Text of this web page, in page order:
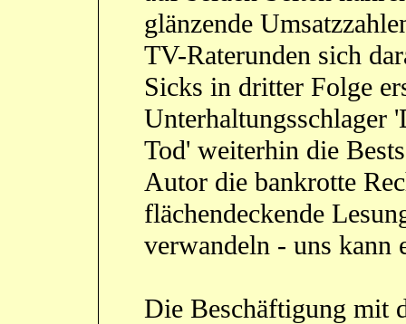
glänzende
TV-Raterunden sich
Sicks in dritter Folge
Unterhaltungsschlager
Tod' weiterhin die
Autor die bankrotte
flächendeckende
verwandeln - uns kann
Die Beschäftigung mit